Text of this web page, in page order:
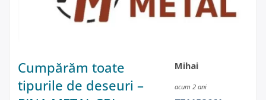
Cumpărăm toate
tipurile de deseuri –
Mihai
acum 2 ani